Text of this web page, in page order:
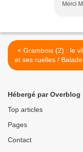
Merci
< Grambois (2) : le village
et ses ruelles / Balade
le Luberon
Hébergé par Overblog
Top articles
Pages
Contact